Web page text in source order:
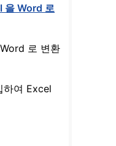
을 Word 로
로 변환
하여 Excel